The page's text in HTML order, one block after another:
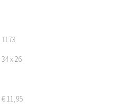
1173
34 x 26
€ 11,95